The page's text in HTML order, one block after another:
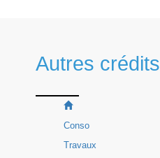
Autres crédits
Conso
Travaux